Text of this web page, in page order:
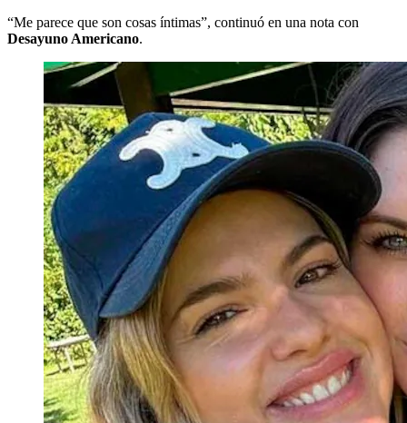
“Me parece que son cosas íntimas”, continuó en una nota con
Desayuno Americano.